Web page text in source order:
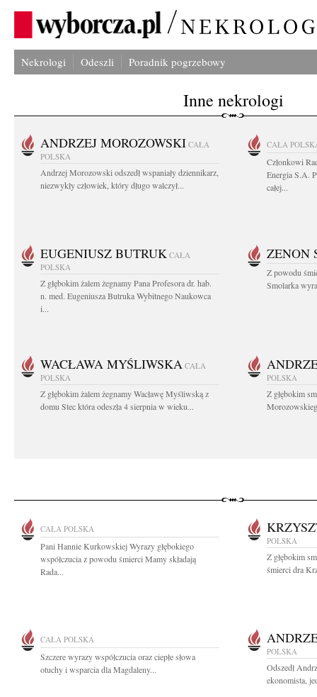
Nekrologi Odeszli Poradnik pogrzebowy
Inne nekrologi
ANDRZEJ MOROZOWSKI CAŁA
POLSKA
Andrzej Morozowski odszedł wspaniały dziennikarz,
niezwykły człowiek, który długo walczył...
CAŁA
Członkowi
Energia S.A.
całej...
EUGENIUSZ BUTRUK CAŁA
POLSKA
Z głębokim żalem żegnamy Pana Profesora dr. hab.
n. med. Eugeniusza Butruka Wybitnego Naukowca
i...
ZENON
Z powodu
Smolarka
WACŁAWA MYŚLIWSKA CAŁA
POLSKA
Z głębokim żalem żegnamy Wacławę Myśliwską z
domu Stec która odeszła 4 sierpnia w wieku...
POLSKA
Z głębokim
CAŁA POLSKA
Pani Hannie Kurkowskiej Wyrazy głębokiego
współczucia z powodu śmierci Mamy składają
Rada...
POLSKA
Z głębokim
śmierci dra
CAŁA POLSKA
Szczere wyrazy współczucia oraz ciepłe słowa
otuchy i wsparcia dla Magdaleny...
POLSKA
Odszedł
ekonomista,